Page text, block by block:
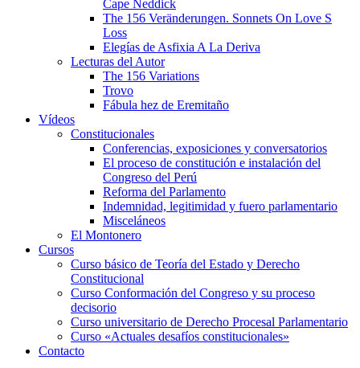
Cape Neddick
The 156 Veränderungen. Sonnets On Love S
Loss
Elegías de Asfixia A La Deriva
Lecturas del Autor
The 156 Variations
Trovo
Fábula hez de Eremitaño
Vídeos
Constitucionales
Conferencias, exposiciones y conversatorios
El proceso de constitución e instalación del
Congreso del Perú
Reforma del Parlamento
Indemnidad, legitimidad y fuero parlamentario
Misceláneos
El Montonero
Cursos
Curso básico de Teoría del Estado y Derecho
Constitucional
Curso Conformación del Congreso y su proceso
decisorio
Curso universitario de Derecho Procesal Parlamentario
Curso «Actuales desafíos constitucionales»
Contacto